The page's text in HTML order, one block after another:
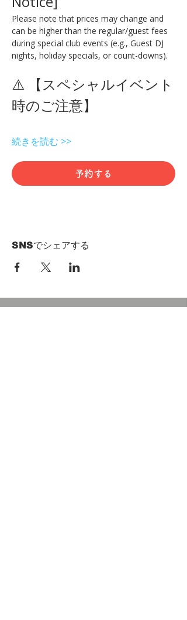
Please note that prices may change and
can be higher than the regular/guest fees
during special club events (e.g., Guest DJ
nights, holiday specials, or count-downs).
⚠️ 【スペシャルイベント
時のご注意】
続きを読む >>
予約する
SNSでシェアする